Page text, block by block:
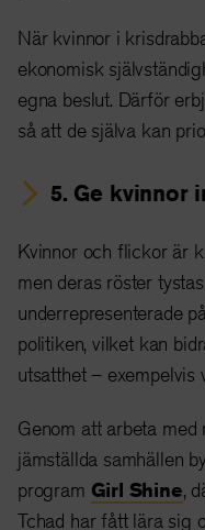
När kvinnor i
ekonomisk
egna beslut. Därför
så att de själva kan
5. Ge kvinnor
Kvinnor och flickor är
men deras röster
underrepresenterade
politiken, vilket kan
utsatthet – exempelvis
Genom att arbeta
jämställda samhällen
program Girl Shine,
Tchad har fått lära sig